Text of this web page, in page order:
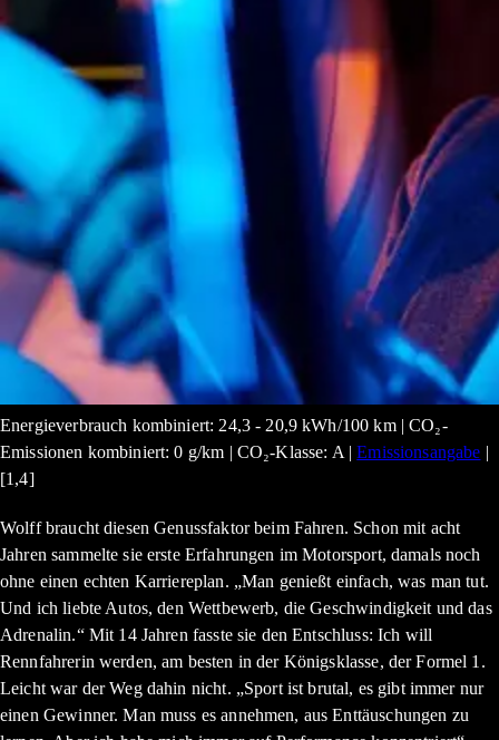
Energieverbrauch kombiniert: 24,3 - 20,9 kWh/100 km | CO₂-
Emissionen kombiniert: 0 g/km | CO₂-Klasse: A |Emissionsangabe |
[1,4]
Wolff braucht diesen Genussfaktor beim Fahren. Schon mit acht
Jahren sammelte sie erste Erfahrungen im Motorsport, damals noch
ohne einen echten Karriereplan. „Man genießt einfach, was man tut.
Und ich liebte Autos, den Wettbewerb, die Geschwindigkeit und das
Adrenalin.“ Mit 14 Jahren fasste sie den Entschluss: Ich will
Rennfahrerin werden, am besten in der Königsklasse, der Formel 1.
Leicht war der Weg dahin nicht. „Sport ist brutal, es gibt immer nur
einen Gewinner. Man muss es annehmen, aus Enttäuschungen zu